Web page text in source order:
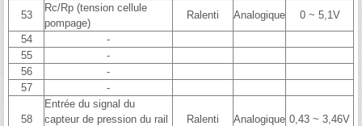
53
Rc/Rp (tension cellule
pompage)
Ralenti Analogique
0 ~ 5,1V
54
-
55
-
56
-
57
-
58
Entrée du signal du
capteur de pression du rail
Ralenti Analogique 0,43 ~ 3,46V